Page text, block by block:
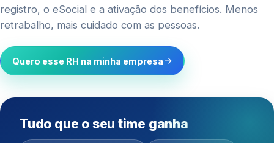
registro, o eSocial e a ativação dos benefícios. Menos
retrabalho, mais cuidado com as pessoas.
Quero esse RH na minha empresa
Tudo que o seu time ganha